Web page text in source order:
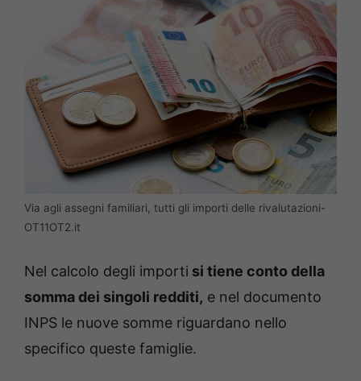
Via agli assegni familiari, tutti gli importi delle rivalutazioni-
OT11OT2.it
Nel calcolo degli importi si tiene conto della
somma dei singoli redditi, e nel documento
INPS le nuove somme riguardano nello
specifico queste famiglie.